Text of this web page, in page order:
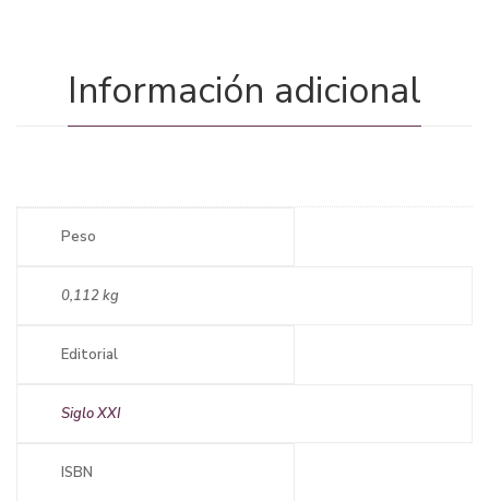
Información adicional
Peso
0,112 kg
Editorial
Siglo XXI
ISBN